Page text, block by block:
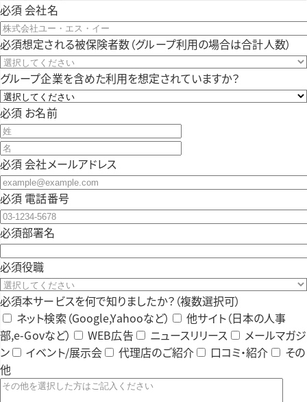
必須会社名
必須想定される被保険者数（グループ利用の場合は合計人数）
グループ企業を含めた利用を想定されていますか？
必須 お名前
必須会社メールアドレス
必須 電話番号
必須部署名
必須役職
必須本サービスを何で知りましたか？（複数選択可）
ネット検索（Google,Yahooなど）
他サイト（日本の人事
部,e-Govなど）
WEB広告 ニュースリリース
メールマガジ
ン
イベント/展示会 代理店のご紹介 口コミ・紹介
その
他